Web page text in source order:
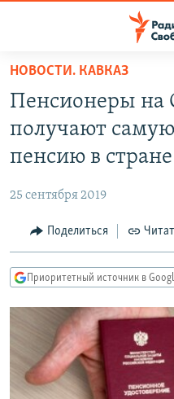
упрощенного
доступа
основному
Вернутся
Вернутся
АВТОРСКИЕ ПРОЕКТЫ
МНЕНИЯ
КУЛЬТУРА
КАВКАЗ.РЕАЛИИ
СЕВЕР.РЕАЛИИ
СИБИРЬ.РЕАЛИИ
РАСПИСАНИЕ ВЕЩАНИЯ
НОВОСТИ. КАВКАЗ
Пенсионеры на
получают
пенсию в стране
25 сентября 2019
Поделиться
Приоритетный источник в